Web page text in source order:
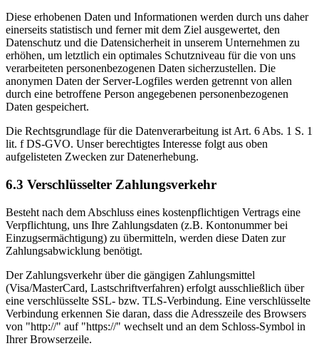
Diese erhobenen Daten und Informationen werden durch uns daher
einerseits statistisch und ferner mit dem Ziel ausgewertet, den
Datenschutz und die Datensicherheit in unserem Unternehmen zu
erhöhen, um letztlich ein optimales Schutzniveau für die von uns
verarbeiteten personenbezogenen Daten sicherzustellen. Die
anonymen Daten der Server-Logfiles werden getrennt von allen
durch eine betroffene Person angegebenen personenbezogenen
Daten gespeichert.
Die Rechtsgrundlage für die Datenverarbeitung ist Art. 6 Abs. 1 S. 1
lit. f DS-GVO. Unser berechtigtes Interesse folgt aus oben
aufgelisteten Zwecken zur Datenerhebung.
6.3 Verschlüsselter Zahlungsverkehr
Besteht nach dem Abschluss eines kostenpflichtigen Vertrags eine
Verpflichtung, uns Ihre Zahlungsdaten (z.B. Kontonummer bei
Einzugsermächtigung) zu übermitteln, werden diese Daten zur
Zahlungsabwicklung benötigt.
Der Zahlungsverkehr über die gängigen Zahlungsmittel
(Visa/MasterCard, Lastschriftverfahren) erfolgt ausschließlich über
eine verschlüsselte SSL- bzw. TLS-Verbindung. Eine verschlüsselte
Verbindung erkennen Sie daran, dass die Adresszeile des Browsers
von "http://" auf "https://" wechselt und an dem Schloss-Symbol in
Ihrer Browserzeile.